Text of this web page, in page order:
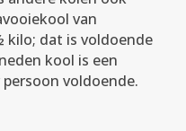
van
dat is voldoende
kool is een
voldoende.